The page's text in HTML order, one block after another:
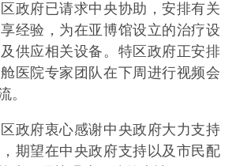
政府已请求中央协助，安排有关
经验，为在亚博馆设立的治疗设
供应相关设备。特区政府正安排
医院专家团队在下周进行视频会
。
政府衷心感谢中央政府大力支持
期望在中央政府支持以及市民配